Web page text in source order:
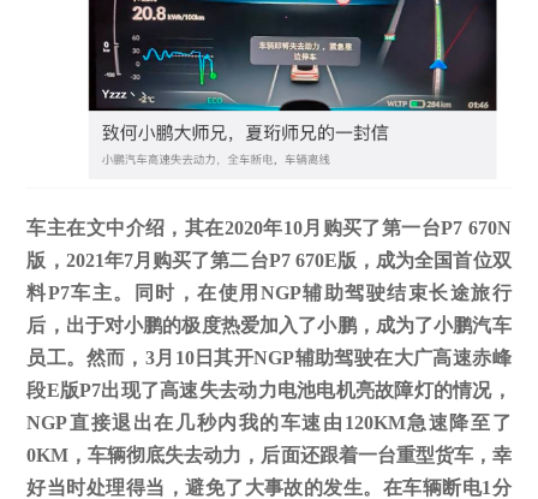
车主在文中介绍，其在2020年10月购买了第一台P7 670N
版， 2021年7月购买了第二台P7 670E版，成为全国首位双
料P7车主。同时，在使用NGP辅助驾驶结束长途旅行
后，出于对小鹏的极度热爱加入了小鹏，成为了小鹏汽车
员工。然而，3月10日其开NGP辅助驾驶在大广高速赤峰
段E版P7出现了高速失去动力电池电机亮故障灯的情况，
NGP直接退出在几秒内我的车速由120KM急速降至了
0KM，车辆彻底失去动力，后面还跟着一台重型货车，幸
好当时处理得当，避免了大事故的发生。在车辆断电1分